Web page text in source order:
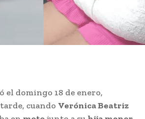
el domingo 18 de enero,
cuando Verónica Beatriz